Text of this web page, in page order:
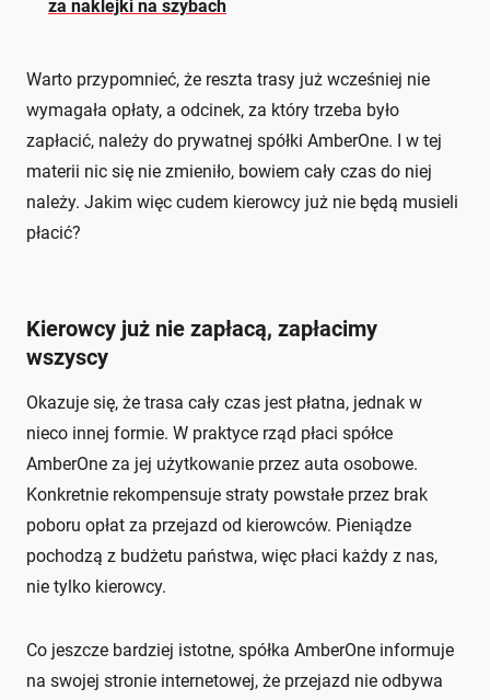
za naklejki na szybach
Warto przypomnieć, że reszta trasy już wcześniej nie
wymagała opłaty, a odcinek, za który trzeba było
zapłacić, należy do prywatnej spółki AmberOne. I w tej
materii nic się nie zmieniło, bowiem cały czas do niej
należy. Jakim więc cudem kierowcy już nie będą musieli
płacić?
Kierowcy już nie zapłacą, zapłacimy
wszyscy
Okazuje się, że trasa cały czas jest płatna, jednak w
nieco innej formie. W praktyce rząd płaci spółce
AmberOne za jej użytkowanie przez auta osobowe.
Konkretnie rekompensuje straty powstałe przez brak
poboru opłat za przejazd od kierowców. Pieniądze
pochodzą z budżetu państwa, więc płaci każdy z nas,
nie tylko kierowcy.
Co jeszcze bardziej istotne, spółka AmberOne informuje
na swojej stronie internetowej, że przejazd nie odbywa